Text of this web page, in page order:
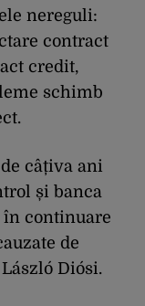
nereguli:
contract
credit,
schimb
câțiva ani
și banca
în continuare
de
Diósi.